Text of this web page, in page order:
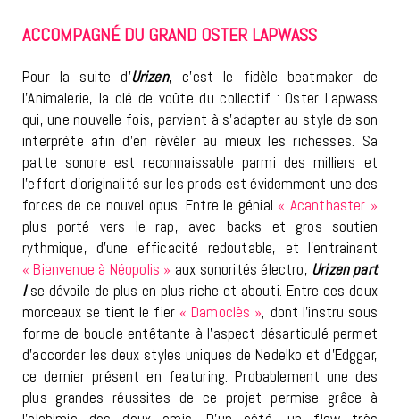
ACCOMPAGNÉ DU GRAND OSTER LAPWASS
Pour la suite d’Urizen, c’est le fidèle beatmaker de
l’Animalerie, la clé de voûte du collectif : Oster Lapwass
qui, une nouvelle fois, parvient à s’adapter au style de son
interprète afin d’en révéler au mieux les richesses. Sa
patte sonore est reconnaissable parmi des milliers et
l’effort d’originalité sur les prods est évidemment une des
forces de ce nouvel opus. Entre le génial « Acanthaster »
plus porté vers le rap, avec backs et gros soutien
rythmique, d’une efficacité redoutable, et l’entrainant
« Bienvenue à Néopolis » aux sonorités électro, Urizen part
I se dévoile de plus en plus riche et abouti. Entre ces deux
morceaux se tient le fier « Damoclès », dont l’instru sous
forme de boucle entêtante à l’aspect désarticulé permet
d’accorder les deux styles uniques de Nedelko et d’Edggar,
ce dernier présent en featuring. Probablement une des
plus grandes réussites de ce projet permise grâce à